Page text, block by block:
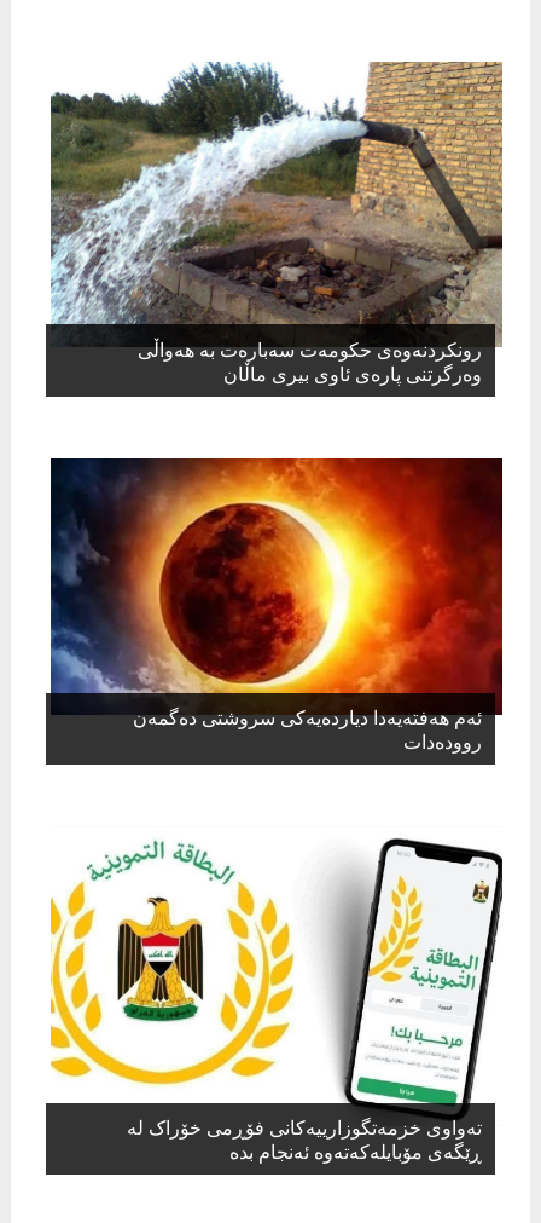
رونکردنەوەی حکومەت سەبارەت بە هەواڵی
وەرگرتنی پارەی ئاوی بیری ماڵان
ئەم هەفتەیەدا دیاردەیەکی سروشتی دەگمەن
روودەدات
تەواوی خزمەتگوزارییەکانی فۆڕمی خۆراک لە
ڕێگەی مۆبایلەکەتەوە ئەنجام بدە